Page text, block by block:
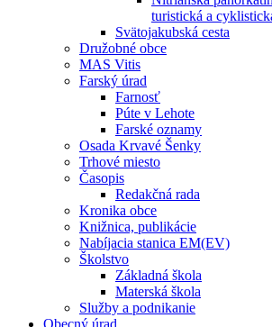
turistická a
Svätojakubská cesta
Družobné obce
MAS Vitis
Farský úrad
Farnosť
Púte v Lehote
Farské oznamy
Osada Krvavé Šenky
Trhové miesto
Časopis
Redakčná rada
Kronika obce
Knižnica, publikácie
Nabíjacia stanica EM(EV)
Školstvo
Základná škola
Materská škola
Služby a podnikanie
Obecný úrad